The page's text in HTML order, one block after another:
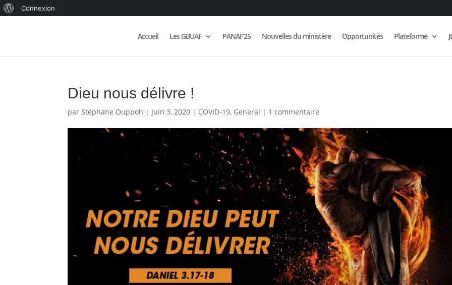
WordPress
Connexion
Accueil Les GBUAF PANAF’25 Nouvelles du ministère Opportunités Plateforme
Dieu nous délivre !
parStéphane Ouppoh | Juin 3, 2020 | COVID-19, General | 1 commentaire